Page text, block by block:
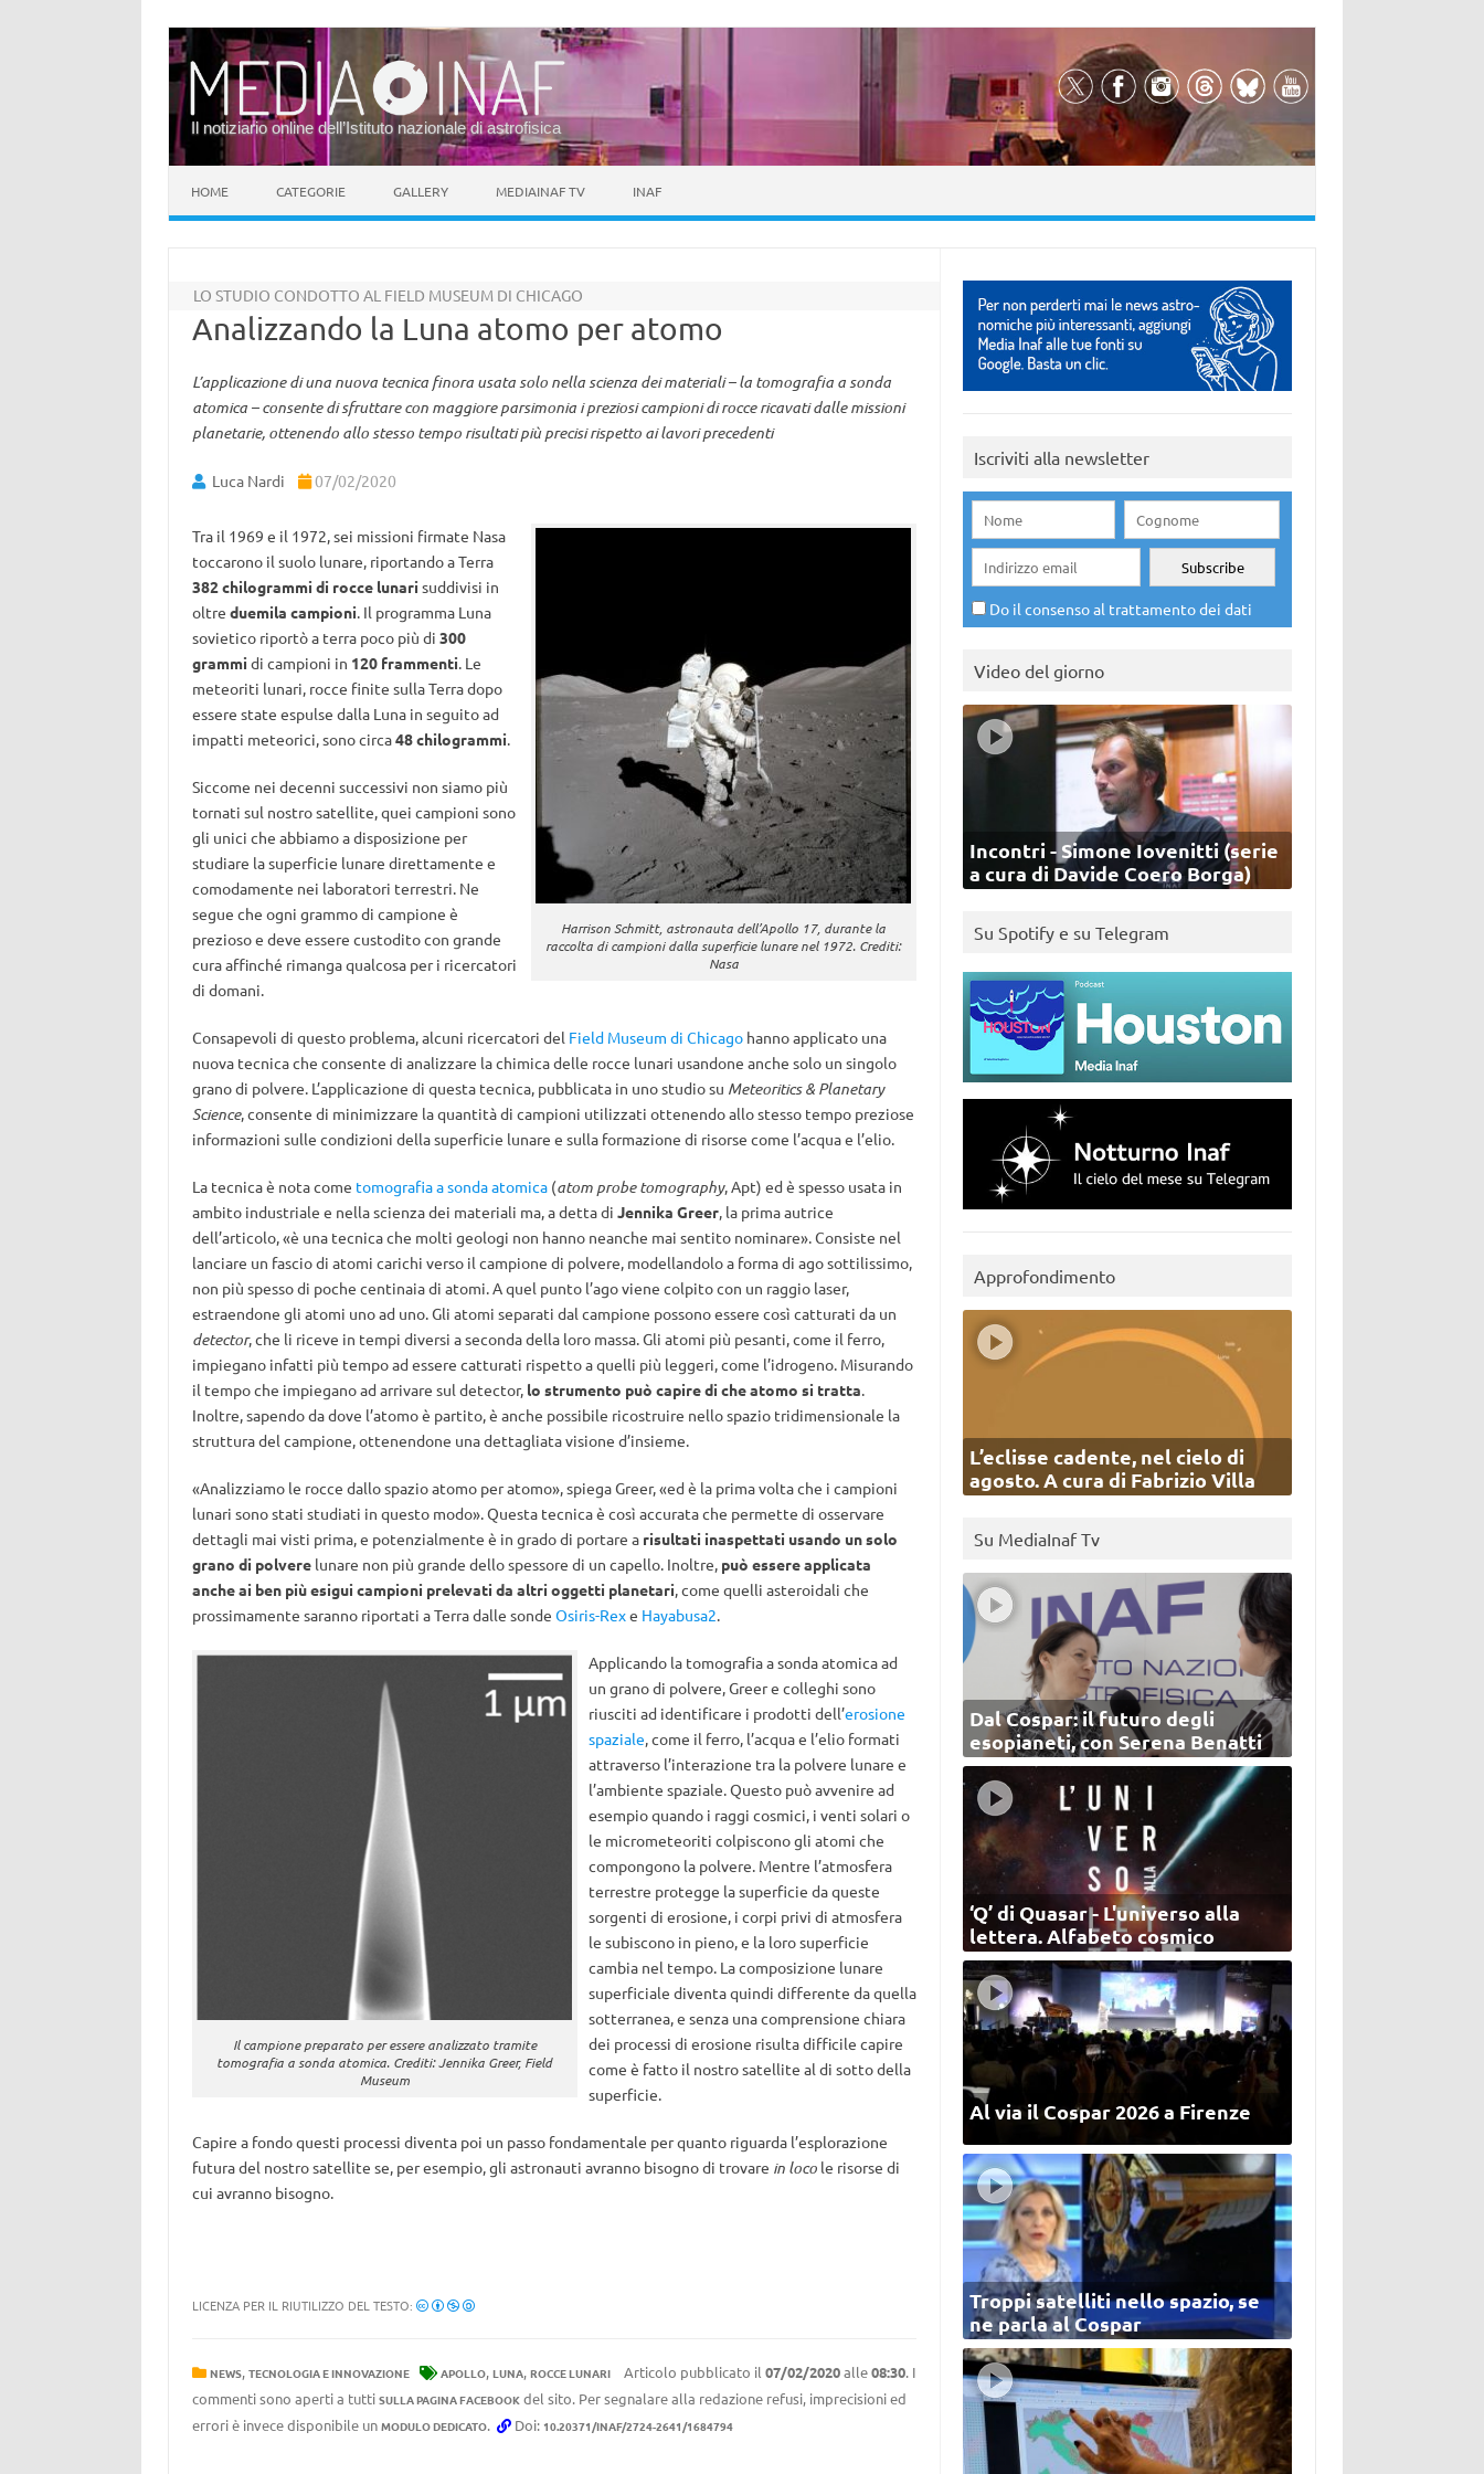
Il notiziario online dell’Istituto nazionale di astrofisica
HOME CATEGORIE GALLERY MEDIAINAF TV INAF
LO STUDIO CONDOTTO AL FIELD MUSEUM DI CHICAGO
Analizzando la Luna atomo per atomo
L’applicazione di una nuova tecnica finora usata solo nella scienza dei materiali – la tomografia a sonda
atomica – consente di sfruttare con maggiore parsimonia i preziosi campioni di rocce ricavati dalle missioni
planetarie, ottenendo allo stesso tempo risultati più precisi rispetto ai lavori precedenti
Luca Nardi 07/02/2020
Harrison Schmitt, astronauta dell’Apollo 17, durante la
raccolta di campioni dalla superficie lunare nel 1972. Crediti:
Nasa
Tra il 1969 e il 1972, sei missioni firmate Nasa
toccarono il suolo lunare, riportando a Terra
382 chilogrammi di rocce lunari suddivisi in
oltre duemila campioni. Il programma Luna
sovietico riportò a terra poco più di 300
grammi di campioni in 120 frammenti. Le
meteoriti lunari, rocce finite sulla Terra dopo
essere state espulse dalla Luna in seguito ad
impatti meteorici, sono circa48 chilogrammi.
Siccome nei decenni successivi non siamo più
tornati sul nostro satellite, quei campioni sono
gli unici che abbiamo a disposizione per
studiare la superficie lunare direttamente e
comodamente nei laboratori terrestri. Ne
segue che ogni grammo di campione è
prezioso e deve essere custodito con grande
cura affinché rimanga qualcosa per i ricercatori
di domani.
Consapevoli di questo problema, alcuni ricercatori del Field Museum di Chicagohanno applicato una
nuova tecnica che consente di analizzare la chimica delle rocce lunari usandone anche solo un singolo
grano di polvere. L’applicazione di questa tecnica, pubblicata in uno studio su Meteoritics & Planetary
Science, consente di minimizzare la quantità di campioni utilizzati ottenendo allo stesso tempo preziose
informazioni sulle condizioni della superficie lunare e sulla formazione di risorse come l’acqua e l’elio.
La tecnica è nota come tomografia a sonda atomica(atom probe tomography, Apt) ed è spesso usata in
ambito industriale e nella scienza dei materiali ma, a detta di Jennika Greer, la prima autrice
dell’articolo, «è una tecnica che molti geologi non hanno neanche mai sentito nominare». Consiste nel
lanciare un fascio di atomi carichi verso il campione di polvere, modellandolo a forma di ago sottilissimo,
non più spesso di poche centinaia di atomi. A quel punto l’ago viene colpito con un raggio laser,
estraendone gli atomi uno ad uno. Gli atomi separati dal campione possono essere così catturati da un
detector, che li riceve in tempi diversi a seconda della loro massa. Gli atomi più pesanti, come il ferro,
impiegano infatti più tempo ad essere catturati rispetto a quelli più leggeri, come l’idrogeno. Misurando
il tempo che impiegano ad arrivare sul detector, lo strumento può capire di che atomo si tratta.
Inoltre, sapendo da dove l’atomo è partito, è anche possibile ricostruire nello spazio tridimensionale la
struttura del campione, ottenendone una dettagliata visione d’insieme.
«Analizziamo le rocce dallo spazio atomo per atomo», spiega Greer, «ed è la prima volta che i campioni
lunari sono stati studiati in questo modo». Questa tecnica è così accurata che permette di osservare
dettagli mai visti prima, e potenzialmente è in grado di portare arisultati inaspettati usando un solo
grano di polverelunare non più grande dello spessore di un capello. Inoltre, può essere applicata
anche ai ben più esigui campioni prelevati da altri oggetti planetari, come quelli asteroidali che
prossimamente saranno riportati a Terra dalle sonde Osiris-Rexe Hayabusa2.
Il campione preparato per essere analizzato tramite
tomografia a sonda atomica. Crediti: Jennika Greer, Field
Museum
Applicando la tomografia a sonda atomica ad
un grano di polvere, Greer e colleghi sono
riusciti ad identificare i prodotti dell’erosione
spaziale, come il ferro, l’acqua e l’elio formati
attraverso l’interazione tra la polvere lunare e
l’ambiente spaziale. Questo può avvenire ad
esempio quando i raggi cosmici, i venti solari o
le micrometeoriti colpiscono gli atomi che
compongono la polvere. Mentre l’atmosfera
terrestre protegge la superficie da queste
sorgenti di erosione, i corpi privi di atmosfera
le subiscono in pieno, e la loro superficie
cambia nel tempo. La composizione lunare
superficiale diventa quindi differente da quella
sotterranea, e senza una comprensione chiara
dei processi di erosione risulta difficile capire
come è fatto il nostro satellite al di sotto della
superficie.
Capire a fondo questi processi diventa poi un passo fondamentale per quanto riguarda l’esplorazione
futura del nostro satellite se, per esempio, gli astronauti avranno bisogno di trovare in locole risorse di
cui avranno bisogno.
LICENZA PER IL RIUTILIZZO DEL TESTO:
NEWS, TECNOLOGIA E INNOVAZIONE APOLLO, LUNA, ROCCE LUNARI Articolo pubblicato il 07/02/2020alle08:30. I
commenti sono aperti a tutti SULLA PAGINA FACEBOOKdel sito. Per segnalare alla redazione refusi, imprecisioni ed
errori è invece disponibile un MODULO DEDICATO. Doi: 10.20371/INAF/2724-2641/1684794
Iscriviti alla newsletter
Do il consenso al trattamento dei dati
Video del giorno
Incontri - Simone Iovenitti (serie
a cura di Davide Coero Borga)
Su Spotify e su Telegram
Approfondimento
L’eclisse cadente, nel cielo di
agosto. A cura di Fabrizio Villa
Su MediaInaf Tv
Dal Cospar: il futuro degli
esopianeti, con Serena Benatti
‘Q’ di Quasar - L'universo alla
lettera. Alfabeto cosmico
Al via il Cospar 2026 a Firenze
Troppi satelliti nello spazio, se
ne parla al Cospar